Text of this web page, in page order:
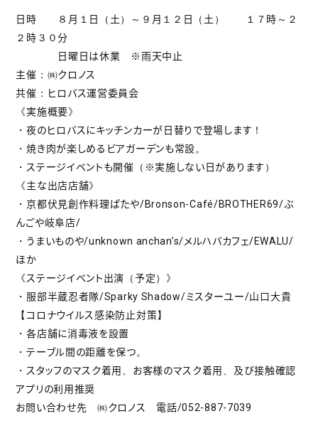
日時 ８月１日（土）～９月１２日（土） １７時～２
２時３０分
日曜日は休業 ※雨天中止
主催：㈱クロノス
共催：ヒロバス運営委員会
《実施概要》
・夜のヒロバスにキッチンカーが日替りで登場します！
・焼き肉が楽しめるビアガーデンも常設。
・ステージイベントも開催（※実施しない日があります）
《主な出店店舗》
・京都伏見創作料理ぱたや/Bronson-Café/BROTHER69/ぶ
んごや岐阜店/
・うまいものや/unknown anchan’s/メルハバカフェ/EWALU/
ほか
《ステージイベント出演（予定）》
・服部半蔵忍者隊/Sparky Shadow/ミスターユー/山口大貴
【コロナウイルス感染防止対策】
・各店舗に消毒液を設置
・テーブル間の距離を保つ。
・スタッフのマスク着用、お客様のマスク着用、及び接触確認
アプリの利用推奨
お問い合わせ先 ㈱クロノス 電話/052-887-7039